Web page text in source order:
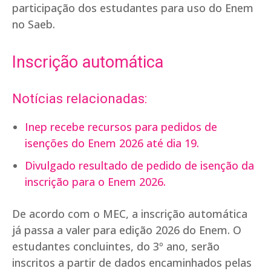
participação dos estudantes para uso do Enem
no Saeb.
Inscrição automática
Notícias relacionadas:
Inep recebe recursos para pedidos de
isenções do Enem 2026 até dia 19.
Divulgado resultado de pedido de isenção da
inscrição para o Enem 2026.
De acordo com o MEC, a inscrição automática
já passa a valer para edição 2026 do Enem. O
estudantes concluintes, do 3º ano, serão
inscritos a partir de dados encaminhados pelas